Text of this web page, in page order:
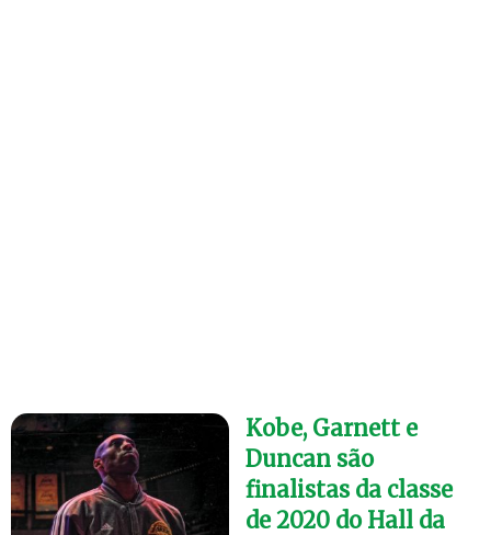
Kobe, Garnett e
Duncan são
finalistas da classe
de 2020 do Hall da